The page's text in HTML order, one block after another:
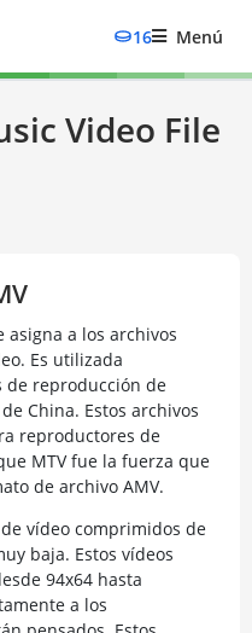
16 Menú
Video File
asigna a los archivos
Es utilizada
reproducción de
China. Estos archivos
reproductores de
MTV fue la fuerza que
de archivo AMV.
vídeo comprimidos de
baja. Estos vídeos
94x64 hasta
a los